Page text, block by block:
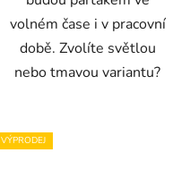
volném čase i v pracovní
době. Zvolíte světlou
nebo tmavou variantu?
VÝPRODEJ